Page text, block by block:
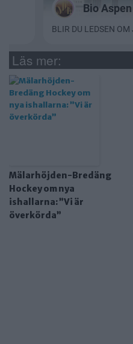
Läs mer:
Mälarhöjden-Bredäng
Hockey om nya
ishallarna: ”Vi är
överkörda”